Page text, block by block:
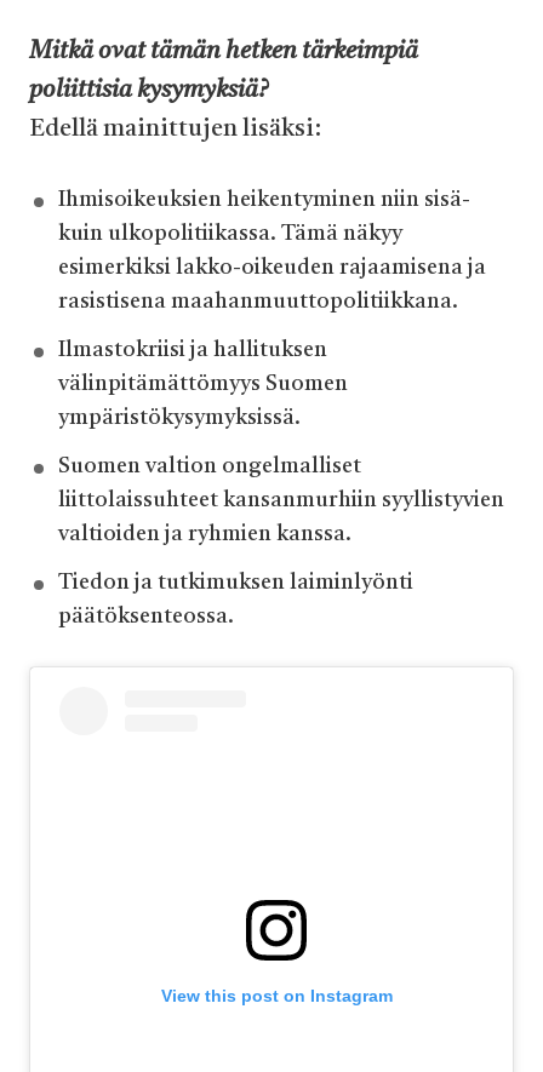
Mitkä ovat tämän hetken tärkeimpiä
poliittisia kysymyksiä?
Edellä mainittujen lisäksi:
Ihmisoikeuksien heikentyminen niin sisä-
kuin ulkopolitiikassa. Tämä näkyy
esimerkiksi lakko-oikeuden rajaamisena ja
rasistisena maahanmuuttopolitiikkana.
Ilmastokriisi ja hallituksen
välinpitämättömyys Suomen
ympäristökysymyksissä.
Suomen valtion ongelmalliset
liittolaissuhteet kansanmurhiin syyllistyvien
valtioiden ja ryhmien kanssa.
Tiedon ja tutkimuksen laiminlyönti
päätöksenteossa.
View this post on Instagram